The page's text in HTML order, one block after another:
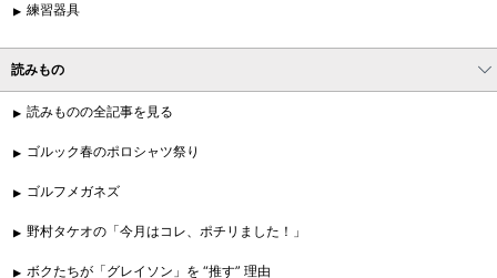
練習器具
読みもの
読みものの全記事を見る
ゴルック春のポロシャツ祭り
ゴルフメガネズ
野村タケオの「今月はコレ、ポチリました！」
ボクたちが「グレイソン」を “推す” 理由